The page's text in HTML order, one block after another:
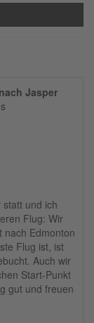
Jasper
statt und ich
Flug: Wir
nach Edmonton
Flug ist, ist
Auch wir
Start-Punkt
gut und freuen